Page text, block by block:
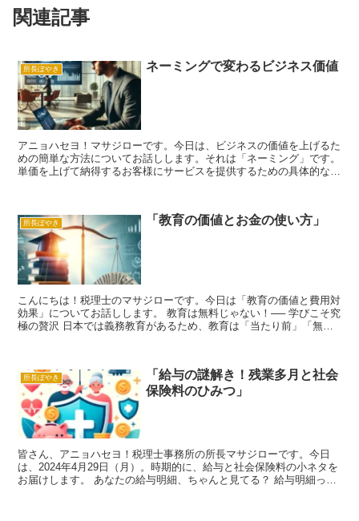
関連記事
所長ぼやき ネーミングで変わるビジネス価値
アニョハセヨ！マサジローです。今日は、ビジネスの価値を上げるた
めの簡単な方法についてお話しします。それは「ネーミング」です。
単価を上げて納得するお客様にサービスを提供するための具体的なポ
所長ぼやき 「教育の価値とお金の使い方」
こんにちは！税理士のマサジローです。今日は「教育の価値と費用対
効果」についてお話しします。 教育は無料じゃない！── 学びこそ究
極の贅沢 日本では義務教育があるため、教育は「当たり前」「無
所長ぼやき
「給与の謎解き！残業多月と社会
保険料のひみつ」
皆さん、アニョハセヨ！税理士事務所の所長マサジローです。今日
は、2024年4月29日（月）。時期的に、給与と社会保険料の小ネタを
お届けします。 あなたの給与明細、ちゃんと見てる？ 給与明細って